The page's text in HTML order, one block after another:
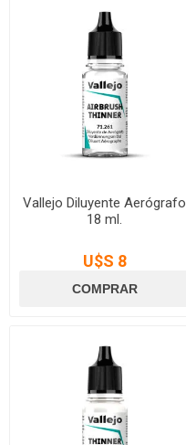
Vallejo Diluyente Aerógrafo
18 ml.
U$S 8